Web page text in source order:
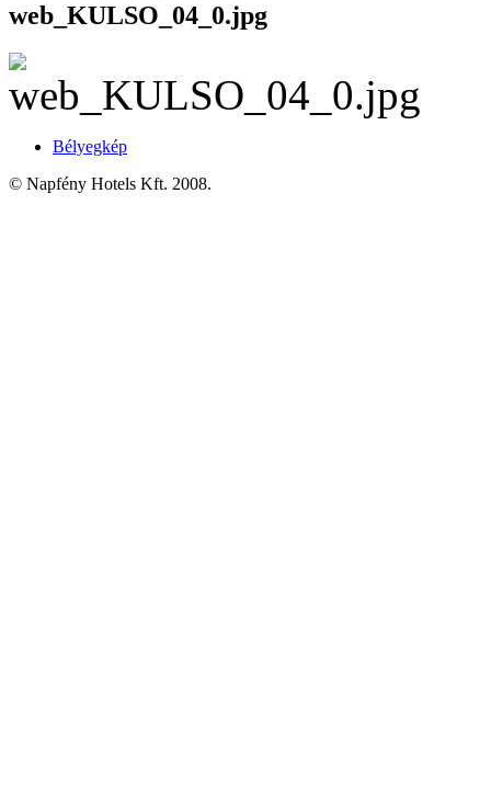
web_KULSO_04_0.jpg
Bélyegkép
© Napfény Hotels Kft. 2008.